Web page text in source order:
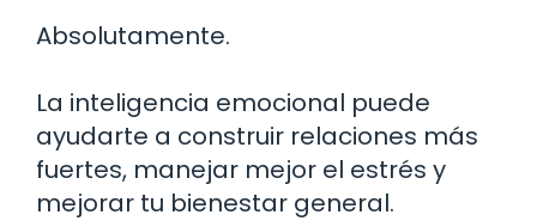
Absolutamente.
La inteligencia emocional puede
ayudarte a construir relaciones más
fuertes, manejar mejor el estrés y
mejorar tu bienestar general.